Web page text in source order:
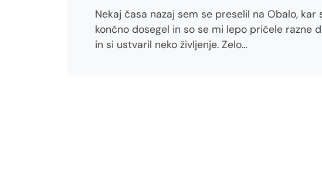
Nekaj časa nazaj sem se preselil na Obalo, kar
končno dosegel in so se mi lepo pričele razne
in si ustvaril neko življenje. Zelo…